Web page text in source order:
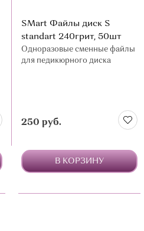
SMart Файлы диск S
standart 240грит, 50шт
Одноразовые сменные файлы
для педикюрного диска
250 руб.
В КОРЗИНУ